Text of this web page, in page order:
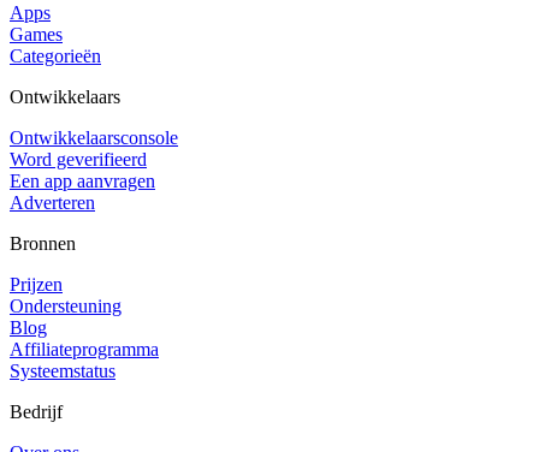
Apps
Games
Categorieën
Ontwikkelaars
Ontwikkelaarsconsole
Word geverifieerd
Een app aanvragen
Adverteren
Bronnen
Prijzen
Ondersteuning
Blog
Affiliateprogramma
Systeemstatus
Bedrijf